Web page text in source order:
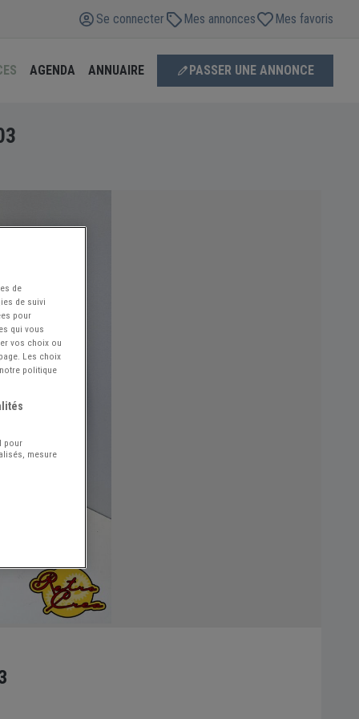
Se connecter Mes annonces Mes favoris
AGENDA ANNUAIRE PASSER UNE ANNONCE
de
de suivi
pour
qui vous
vos choix ou
Les choix
politique
pour
mesure